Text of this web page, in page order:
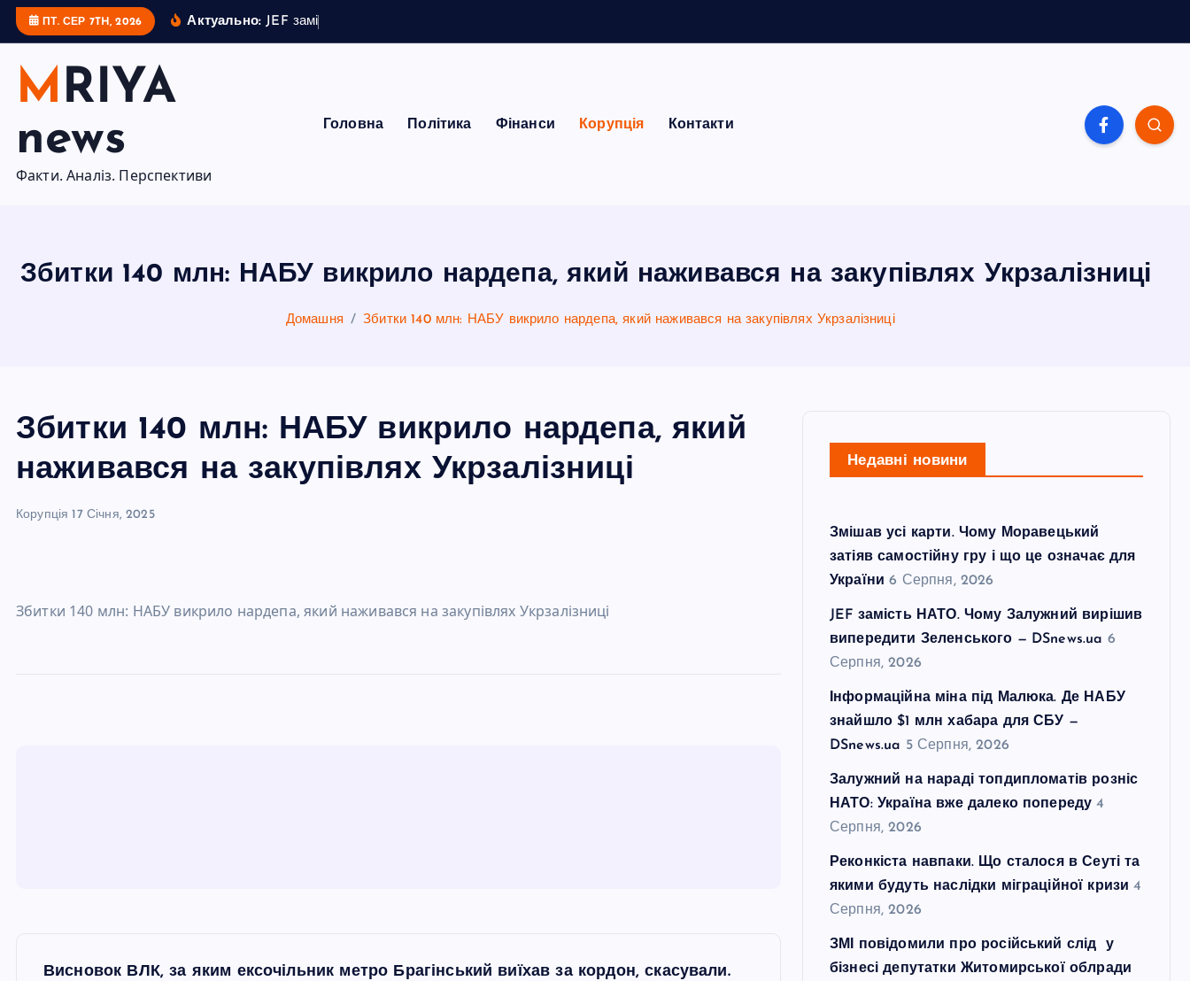
ПТ. СЕР 7TH, 2026 Актуально: J E F замі
MRIYA
news
Факти. Аналіз. Перспективи
Головна Політика Фінанси Корупція Контакти
Збитки 140 млн: НАБУ викрило нардепа, який наживався на закупівлях Укрзалізниці
Домашня Збитки 140 млн: НАБУ викрило нардепа, який наживався на закупівлях Укрзалізниці
Збитки 140 млн: НАБУ викрило нардепа, який
наживався на закупівлях Укрзалізниці
Корупція 17 Січня, 2025
Збитки 140 млн: НАБУ викрило нардепа, який наживався на закупівлях Укрзалізниці
НВисновок ВЛК, за яким ексочільник метро Брагінський виїхав за кордон, скасували.
Недавні новини
Змішав усі карти. Чому Моравецький
затіяв самостійну гру і що це означає для
України 6 Серпня, 2026
JEF замість НАТО. Чому Залужний вирішив
випередити Зеленського — DSnews.ua 6
Серпня, 2026
Інформаційна міна під Малюка. Де НАБУ
знайшло $1 млн хабара для СБУ —
DSnews.ua 5 Серпня, 2026
Залужний на нараді топдипломатів розніс
НАТО: Україна вже далеко попереду 4
Серпня, 2026
Реконкіста навпаки. Що сталося в Сеуті та
якими будуть наслідки міграційної кризи 4
Серпня, 2026
ЗМІ повідомили про російський слід у
бізнесі депутатки Житомирської облради